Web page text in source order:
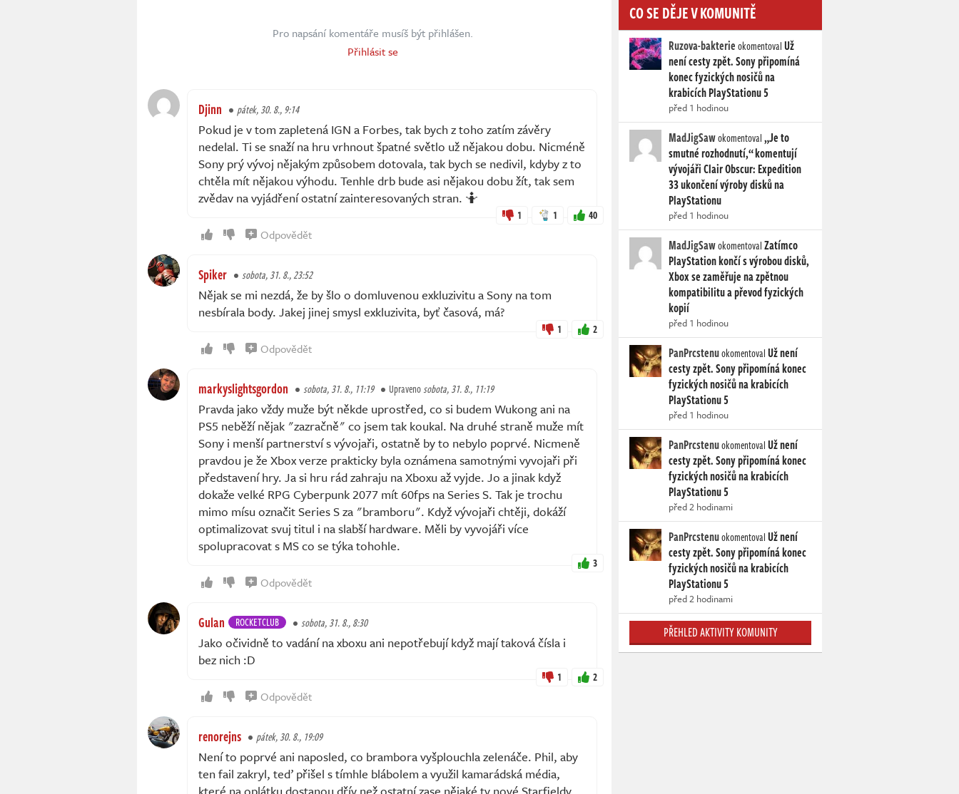
Pro napsání komentáře musíš být přihlášen.
Přihlásit se
Djinn pátek, 30. 8., 9:14
Pokud je v tom zapletená IGN a Forbes, tak bych z toho zatím závěry
nedelal. Ti se snaží na hru vrhnout špatné světlo už nějakou dobu. Nicméně
Sony prý vývoj nějakým způsobem dotovala, tak bych se nedivil, kdyby z to
chtěla mít nějakou výhodu. Tenhle drb bude asi nějakou dobu žít, tak sem
zvědav na vyjádření ostatní zainteresovaných stran. 🤷
1 1 40
Odpovědět
Spiker sobota, 31. 8., 23:52
Nějak se mi nezdá, že by šlo o domluvenou exkluzivitu a Sony na tom
nesbírala body. Jakej jinej smysl exkluzivita, byť časová, má?
1 2
Odpovědět
markyslightsgordon sobota, 31. 8., 11:19 Upravenosobota, 31. 8., 11:19
Pravda jako vždy muže být někde uprostřed, co si budem Wukong ani na
PS5 neběží nějak "zazračně" co jsem tak koukal. Na druhé straně muže mít
Sony i menší partnerství s vývojaři, ostatně by to nebylo poprvé. Nicmeně
pravdou je že Xbox verze prakticky byla oznámena samotnými vyvojaři při
představení hry. Ja si hru rád zahraju na Xboxu až vyjde. Jo a jinak když
dokaže velké RPG Cyberpunk 2077 mít 60fps na Series S. Tak je trochu
mimo mísu označit Series S za "bramboru". Když vývojaři chtěji, dokáží
optimalizovat svuj titul i na slabší hardware. Měli by vyvojáři více
spolupracovat s MS co se týka tohohle.
3
Odpovědět
Gulan ROCKETCLUB sobota, 31. 8., 8:30
Jako očividně to vadání na xboxu ani nepotřebují když mají taková čísla i
bez nich :D
1 2
Odpovědět
renorejns pátek, 30. 8., 19:09
Není to poprvé ani naposled, co brambora vyšplouchla zelenáče. Phil, aby
ten fail zakryl, teď přišel s tímhle blábolem a využil kamarádská média,
CO SE DĚJE V KOMUNITĚ
Ruzova-bakterieokomentovalUž
není cesty zpět. Sony připomíná
konec fyzických nosičů na
krabicích PlayStationu 5
před 1 hodinou
MadJigSawokomentoval„Je to
smutné rozhodnutí,“ komentují
vývojáři Clair Obscur: Expedition
33 ukončení výroby disků na
PlayStationu
před 1 hodinou
MadJigSawokomentovalZatímco
PlayStation končí s výrobou disků,
Xbox se zaměřuje na zpětnou
kompatibilitu a převod fyzických
kopií
před 1 hodinou
PanPrcstenuokomentovalUž není
cesty zpět. Sony připomíná konec
fyzických nosičů na krabicích
PlayStationu 5
před 1 hodinou
PanPrcstenuokomentovalUž není
cesty zpět. Sony připomíná konec
fyzických nosičů na krabicích
PlayStationu 5
před 2 hodinami
PanPrcstenuokomentovalUž není
cesty zpět. Sony připomíná konec
fyzických nosičů na krabicích
PlayStationu 5
před 2 hodinami
PŘEHLED AKTIVITY KOMUNITY